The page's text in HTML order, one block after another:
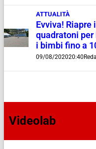
ATTUALITÀ
Evviva!
quadratoni
i bimbi fino a
09/08/202020:40
Videolab